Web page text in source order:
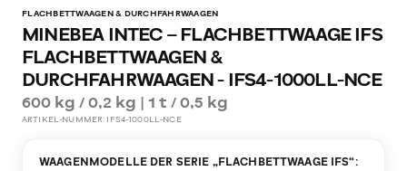
FLACHBETTWAAGEN & DURCHFAHRWAAGEN
MINEBEA INTEC – FLACHBETTWAAGE IFS
FLACHBETTWAAGEN &
DURCHFAHRWAAGEN - IFS4-1000LL-NCE
600 kg / 0,2 kg | 1 t / 0,5 kg
ARTIKEL-NUMMER: IFS4-1000LL-NCE
WAAGENMODELLE DER SERIE „FLACHBETTWAAGE IFS“: